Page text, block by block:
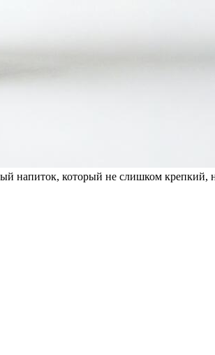
напиток, который не слишком крепкий,